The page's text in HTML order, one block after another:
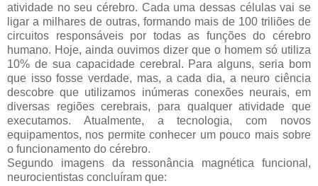
atividade no seu cérebro. Cada uma dessas células vai se
ligar a milhares de outras, formando mais de 100 triliões de
circuitos responsáveis por todas as funções do cérebro
humano. Hoje, ainda ouvimos dizer que o homem só utiliza
10% de sua capacidade cerebral. Para alguns, seria bom
que isso fosse verdade, mas, a cada dia, a neuro ciência
descobre que utilizamos inúmeras conexões neurais, em
diversas regiões cerebrais, para qualquer atividade que
executamos. Atualmente, a tecnologia, com novos
equipamentos, nos permite conhecer um pouco mais sobre
o funcionamento do cérebro.
Segundo imagens da ressonância magnética funcional,
neurocientistas concluíram que: